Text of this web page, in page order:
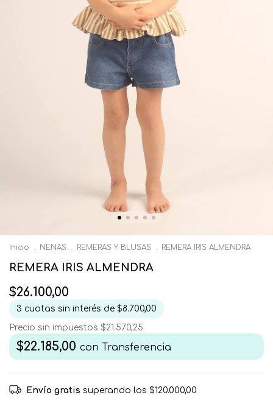
Inicio . NENAS . REMERAS Y BLUSAS . REMERA IRIS ALMENDRA
REMERA IRIS ALMENDRA
$26.100,00
3 cuotas sin interés de $8.700,00
Precio sin impuestos $21.570,25
$22.185,00 con Transferencia
Envío gratis superando los $120.000,00